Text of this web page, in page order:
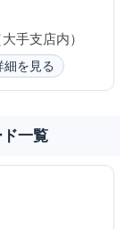
手支店内）
細を見る
一覧